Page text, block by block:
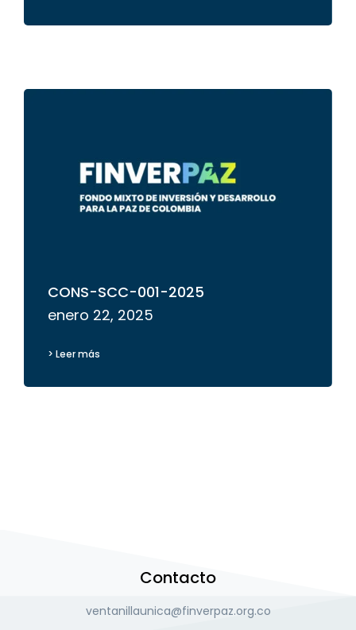
CONS-SCC-001-2025
enero 22, 2025
> Leer más
Contacto
ventanillaunica@finverpaz.org.co